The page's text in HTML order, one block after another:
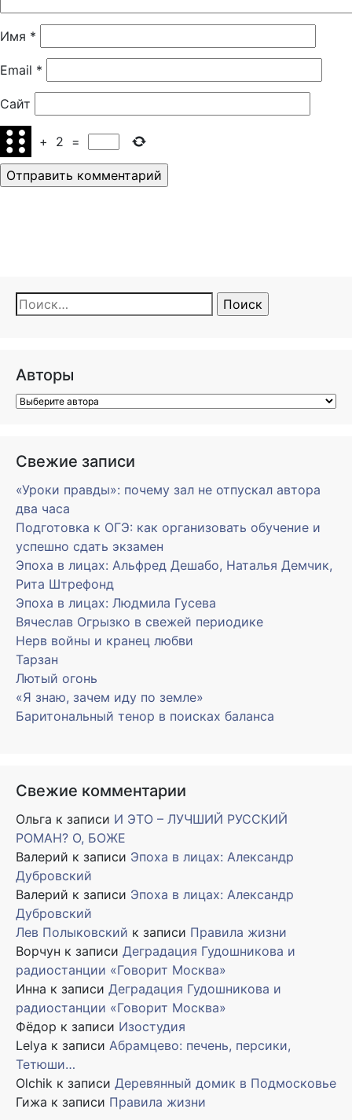
Имя *
Email *
Сайт
+ 2 =
Найти:
Авторы
Свежие записи
«Уроки правды»: почему зал не отпускал автора
два часа
Подготовка к ОГЭ: как организовать обучение и
успешно сдать экзамен
Эпоха в лицах: Альфред Дешабо, Наталья Демчик,
Рита Штрефонд
Эпоха в лицах: Людмила Гусева
Вячеслав Огрызко в свежей периодике
Нерв войны и кранец любви
Тарзан
Лютый огонь
«Я знаю, зачем иду по земле»
Баритональный тенор в поисках баланса
Свежие комментарии
Ольга к записи И ЭТО – ЛУЧШИЙ РУССКИЙ
РОМАН? О, БОЖЕ
Валерий к записи Эпоха в лицах: Александр
Дубровский
Валерий к записи Эпоха в лицах: Александр
Дубровский
Лев Полыковский к записи Правила жизни
Ворчун к записи Деградация Гудошникова и
радиостанции «Говорит Москва»
Инна к записи Деградация Гудошникова и
радиостанции «Говорит Москва»
Фёдор к записи Изостудия
Lelya к записи Абрамцево: печень, персики,
Тетюши…
Olchik к записи Деревянный домик в Подмосковье
Гижа к записи Правила жизни